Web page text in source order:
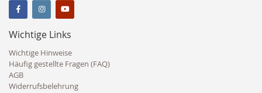
Wichtige Links
Wichtige Hinweise
Häufig gestellte Fragen (FAQ)
AGB
Widerrufsbelehrung